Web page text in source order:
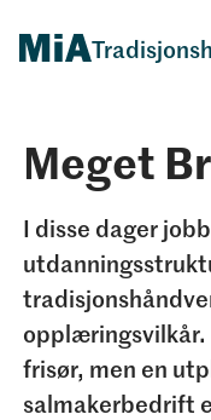
Meget
I disse dager
opplæringsvilkår.
frisør, men en
salmakerbedrift